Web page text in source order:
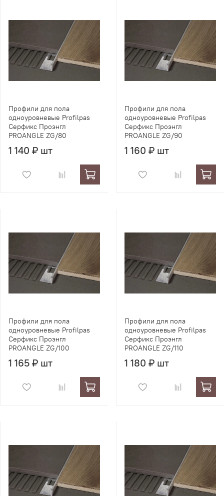
Профили для пола
одноуровневые Profilpas
Серфикс Проэнгл
PROANGLE ZG/80
1 140 ₽ шт
Профили для пола
одноуровневые Profilpas
Серфикс Проэнгл
PROANGLE ZG/90
1 160 ₽ шт
Профили для пола
одноуровневые Profilpas
Серфикс Проэнгл
PROANGLE ZG/100
1 165 ₽ шт
Профили для пола
одноуровневые Profilpas
Серфикс Проэнгл
PROANGLE ZG/110
1 180 ₽ шт